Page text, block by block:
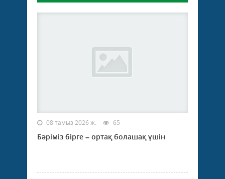
08 тамыз 2026 ж. 65
Бәріміз бірге – ортақ болашақ үшін